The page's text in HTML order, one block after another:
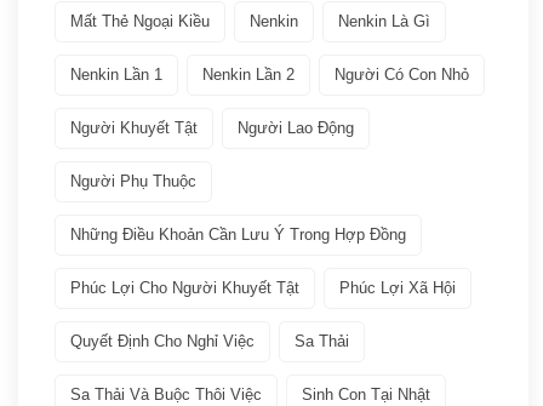
Các ngành nghề quay lại Tokutei Gino(1)
Nenkin (3)
Phúc lợi xã hội(2)
Mất Thẻ Ngoại Kiều Nenkin Nenkin Là Gì
Nenkin Lần 1 Nenkin Lần 2 Người Có Con Nhỏ
Người Khuyết Tật Người Lao Động
Người Phụ Thuộc
Những Điều Khoản Cần Lưu Ý Trong Hợp Đồng
Phúc Lợi Cho Người Khuyết Tật Phúc Lợi Xã Hội
Quyết Định Cho Nghỉ Việc Sa Thải
Sa Thải Và Buộc Thôi Việc Sinh Con Tại Nhật